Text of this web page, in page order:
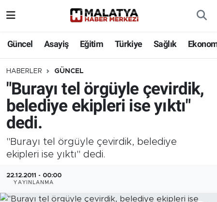
Güncel Asayiş Eğitim Türkiye Sağlık
HABERLER GÜNCEL
"Burayı tel örgüyle çevirdik,
belediye ekipleri ise yıktı"
dedi.
"Burayı tel örgüyle çevirdik, belediye
ekipleri ise yıktı" dedi.
22.12.2011 - 00:00
YAYINLANMA
Eğitim
Türkiye
Sağlık
Güncel
Kültür